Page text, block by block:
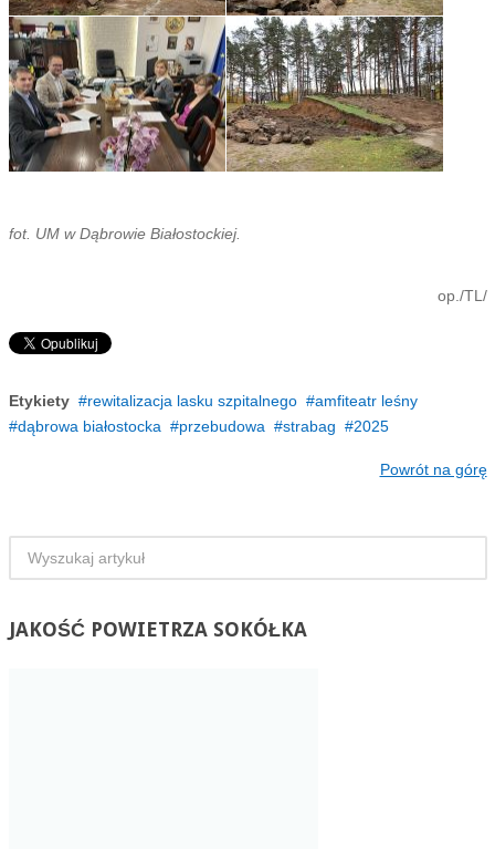
fot. UM w Dąbrowie Białostockiej.
op./TL/
Etykiety rewitalizacja lasku szpitalnego
amfiteatr leśny
dąbrowa białostocka
przebudowa strabag 2025
Powrót na górę
JAKOŚĆPOWIETRZA SOKÓŁKA